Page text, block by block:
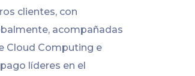
clientes, con
acompañadas
Cloud Computing e
líderes en el